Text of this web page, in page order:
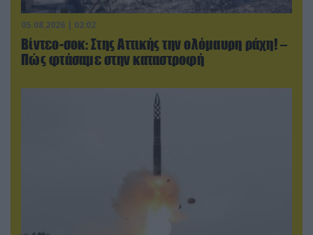
05.08.2026 | 02:02
Βίντεο-σοκ: Στης Αττικής την ολόμαυρη ράχη! –
Πώς φτάσαμε στην καταστροφή